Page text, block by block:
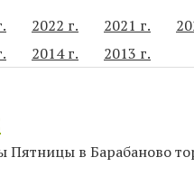
2022 г. 2021 г.
2014 г. 2013 г.
Пятницы в Барабаново